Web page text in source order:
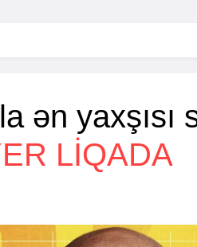
ən yaxşısı
LİQADA